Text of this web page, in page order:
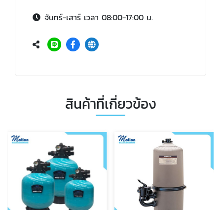
จันทร์-เสาร์ เวลา 08:00-17:00 น.
สินค้าที่เกี่ยวข้อง